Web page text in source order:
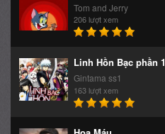
Tom and Jerry
206 lượt xem
Linh Hồn Bạc phần 1
Gintama ss1
163 lượt xem